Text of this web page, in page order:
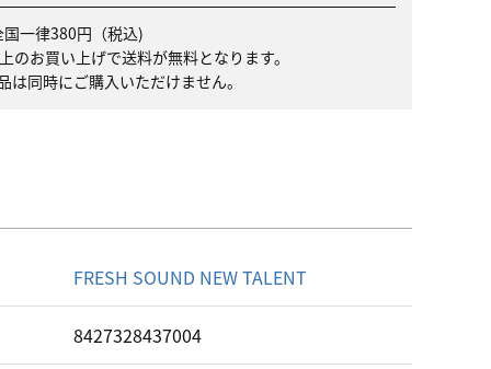
一律380円（税込)
のお買い上げで送料が無料となります。
同時にご購入いただけません。
FRESH SOUND NEW TALENT
8427328437004